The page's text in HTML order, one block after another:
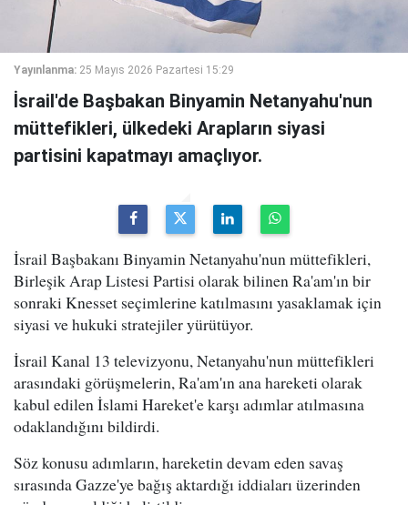
Yayınlanma: 25 Mayıs 2026 Pazartesi 15:29
İsrail'de Başbakan Binyamin Netanyahu'nun
müttefikleri, ülkedeki Arapların siyasi
partisini kapatmayı amaçlıyor.
İsrail Başbakanı Binyamin Netanyahu'nun müttefikleri,
Birleşik Arap Listesi Partisi olarak bilinen Ra'am'ın bir
sonraki Knesset seçimlerine katılmasını yasaklamak için
siyasi ve hukuki stratejiler yürütüyor.
İsrail Kanal 13 televizyonu, Netanyahu'nun müttefikleri
arasındaki görüşmelerin, Ra'am'ın ana hareketi olarak
kabul edilen İslami Hareket'e karşı adımlar atılmasına
odaklandığını bildirdi.
Söz konusu adımların, hareketin devam eden savaş
sırasında Gazze'ye bağış aktardığı iddiaları üzerinden